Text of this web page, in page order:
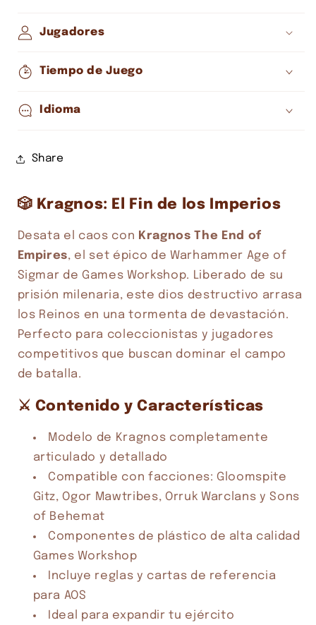
Jugadores
Tiempo de Juego
Idioma
Share
🎲 Kragnos: El Fin de los Imperios
Desata el caos con Kragnos The End of
Empires, el set épico de Warhammer Age of
Sigmar de Games Workshop. Liberado de su
prisión milenaria, este dios destructivo arrasa
los Reinos en una tormenta de devastación.
Perfecto para coleccionistas y jugadores
competitivos que buscan dominar el campo
de batalla.
⚔️ Contenido y Características
Modelo de Kragnos completamente
articulado y detallado
Compatible con facciones: Gloomspite
Gitz, Ogor Mawtribes, Orruk Warclans y Sons
of Behemat
Componentes de plástico de alta calidad
Games Workshop
Incluye reglas y cartas de referencia
para AOS
Ideal para expandir tu ejército
Compra ahora y paga a meses
sin tarjeta de crédito
1 Agrega tu producto al carrito yelige
pagar con Meses sin Tarjeta.
En tu cuenta de Mercado Pago,
3 Paga mes a mescon saldo disponible,
débito u otros medios.
Crédito sujeto a aprobación.
¿Tienes dudas? Consulta nuestra